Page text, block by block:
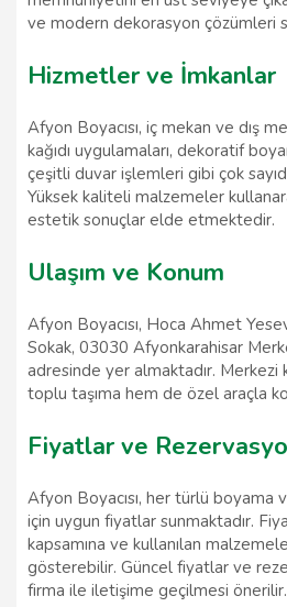
ve modern dekorasyon çözümleri
Hizmetler ve İmkanlar
Afyon Boyacısı, iç mekan ve dış
kağıdı uygulamaları, dekoratif
çeşitli duvar işlemleri gibi çok
Yüksek kaliteli malzemeler
estetik sonuçlar elde etmektedir.
Ulaşım ve Konum
Afyon Boyacısı, Hoca Ahmet
Sokak, 03030 Afyonkarahisar
adresinde yer almaktadır. Merkezi
toplu taşıma hem de özel araçla
Fiyatlar ve
Afyon Boyacısı, her türlü boyama
için uygun fiyatlar sunmaktadır.
kapsamına ve kullanılan
gösterebilir. Güncel fiyatlar ve
firma ile iletişime geçilmesi önerilir.